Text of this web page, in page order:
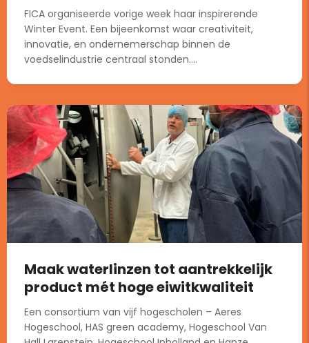
FICA organiseerde vorige week haar inspirerende
Winter Event. Een bijeenkomst waar creativiteit,
innovatie, en ondernemerschap binnen de
voedselindustrie centraal stonden....
Maak waterlinzen tot aantrekkelijk
product mét hoge eiwitkwaliteit
Een consortium van vijf hogescholen – Aeres
Hogeschool, HAS green academy, Hogeschool Van